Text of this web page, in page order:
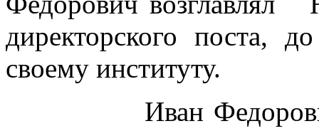
директорского поста,
своему институту.
Иван Федорович